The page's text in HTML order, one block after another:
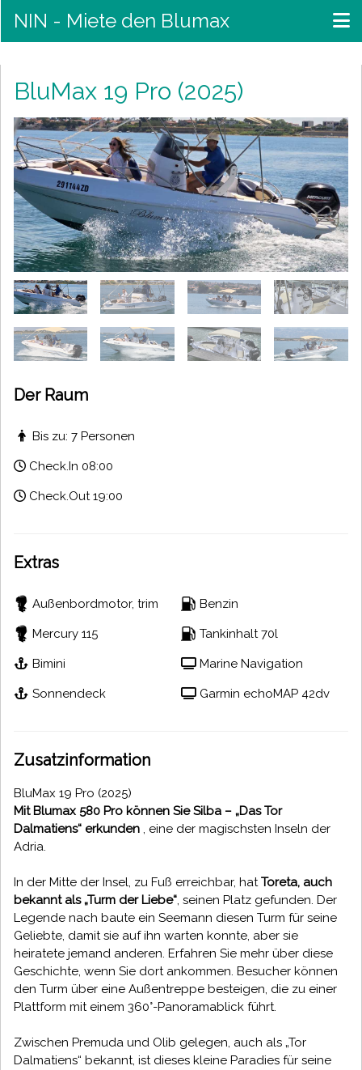
NIN - Miete den Blumax
BluMax 19 Pro (2025)
Der Raum
Bis zu: 7 Personen
Check.In 08:00
Check.Out 19:00
Extras
Außenbordmotor, trim
Mercury 115
Bimini
Sonnendeck
Benzin
Tankinhalt 70l
Marine Navigation
Garmin echoMAP 42dv
Zusatzinformation
BluMax 19 Pro (2025)
Mit Blumax 580 Pro können Sie Silba – „Das Tor
Dalmatiens“ erkunden , eine der magischsten Inseln der
Adria.
In der Mitte der Insel, zu Fuß erreichbar, hatToreta, auch
bekannt als „Turm der Liebe“, seinen Platz gefunden. Der
Legende nach baute ein Seemann diesen Turm für seine
Geliebte, damit sie auf ihn warten konnte, aber sie
heiratete jemand anderen. Erfahren Sie mehr über diese
Geschichte, wenn Sie dort ankommen. Besucher können
den Turm über eine Außentreppe besteigen, die zu einer
Plattform mit einem 360°-Panoramablick führt.
Zwischen Premuda und Olib gelegen, auch als „Tor
Dalmatiens“ bekannt, ist dieses kleine Paradies für seine